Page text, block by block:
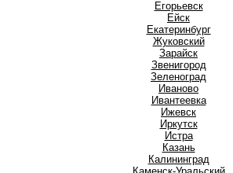
Егорьевск
Ейск
Екатеринбург
Жуковский
Зарайск
Звенигород
Зеленоград
Иваново
Ивантеевка
Ижевск
Иркутск
Истра
Казань
Калининград